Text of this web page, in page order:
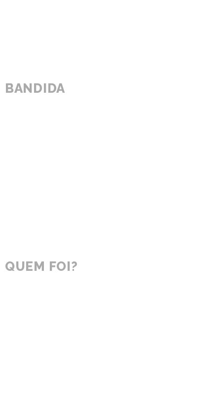
BANDIDA
QUEM FOI?